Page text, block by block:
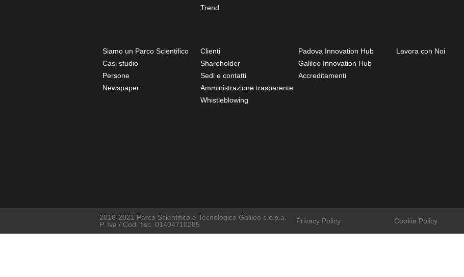
Trend
Siamo un Parco Scientifico
Casi studio
Persone
Newspaper
Clienti
Shareholder
Sedi e contatti
Amministrazione trasparente
Whistleblowing
Padova Innovation Hub
Galileo Innovation Hub
Accreditamenti
Lavora con Noi
2016-2021 Parco Scientifico e Tecnologico Galileo s.c.p.a.
P. Iva / Cod. fisc. 01404710285
Privacy Policy Cookie Policy